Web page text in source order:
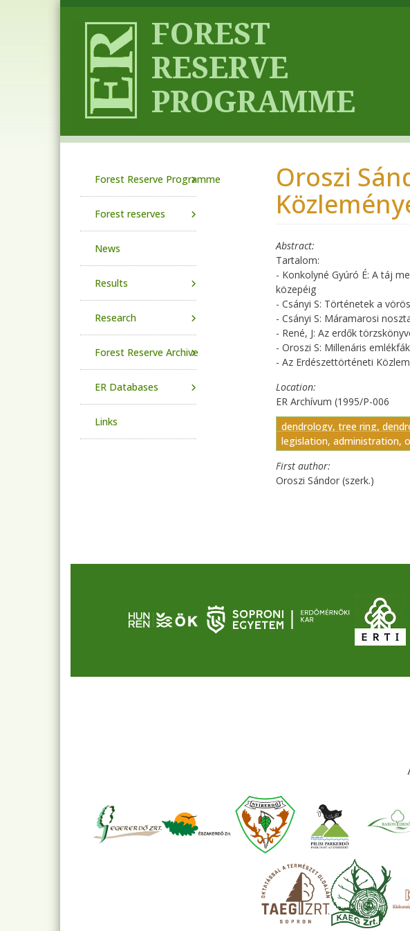
Oroszi
Abstract
Tartalom:
- Konkolyné Gyúró É: A táj
közepéig
- Csányi S: Történetek a
- Csányi S: Máramarosi
- René, J: Az erdők
- Oroszi S: Millenáris
- Az Erdészettörténeti
Location
ER Archívum (1995/P-006
dendrology, tree ring,
legislation, administration,
First author
Oroszi Sándor (szerk.)
Forest Reserve Programme
Forest reserves
News
Results
Research
Forest Reserve Archive
ER Databases
Links